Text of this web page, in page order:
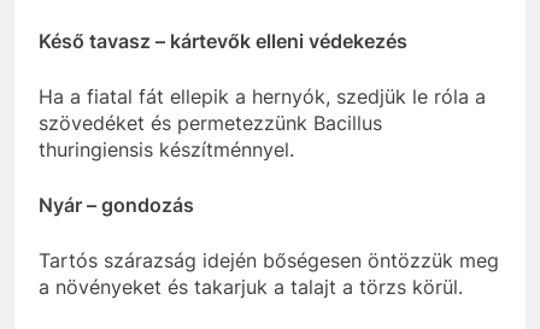
Késő tavasz – kártevők elleni védekezés
Ha a fiatal fát ellepik a hernyók, szedjük le róla a
szövedéket és permetezzünk Bacillus
thuringiensis készítménnyel.
Nyár – gondozás
Tartós szárazság idején bőségesen öntözzük meg
a növényeket és takarjuk a talajt a törzs körül.